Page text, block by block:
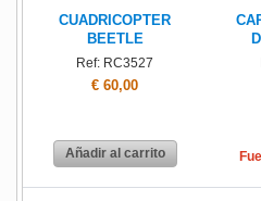
CUADRICOPTER
BEETLE
Ref: RC3527
€ 60,00
Añadir al carrito